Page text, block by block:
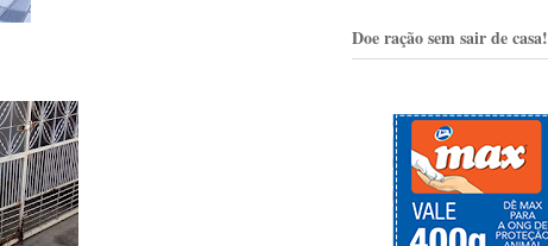
Doe ração sem sair de casa!